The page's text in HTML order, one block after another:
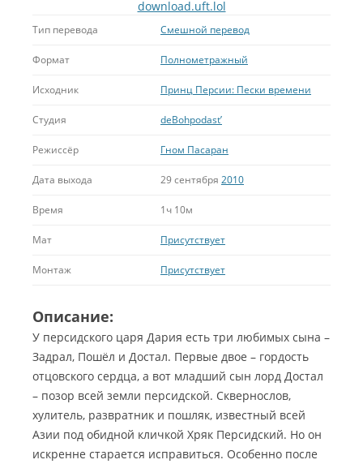
download.uft.lol
Тип перевода Смешной перевод
Формат Полнометражный
Исходник Принц Персии: Пески времени
Студия deBohpodast’
Режиссёр Гном Пасаран
Дата выхода 29 сентября 2010
Время 1ч 10м
Мат Присутствует
Монтаж Присутствует
Описание:
У персидского царя Дария есть три любимых сына –
Задрал, Пошёл и Достал. Первые двое – гордость
отцовского сердца, а вот младший сын лорд Достал
– позор всей земли персидской. Сквернослов,
хулитель, развратник и пошляк, известный всей
Азии под обидной кличкой Хряк Персидский. Но он
искренне старается исправиться. Особенно после